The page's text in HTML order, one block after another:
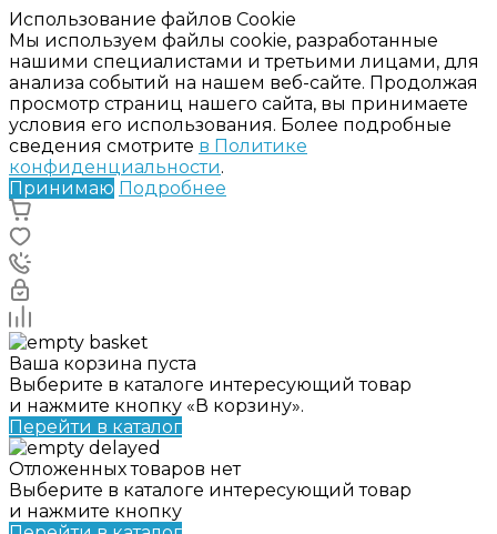
Использование файлов Cookie
Мы используем файлы cookie, разработанные
нашими специалистами и третьими лицами, для
анализа событий на нашем веб-сайте. Продолжая
просмотр страниц нашего сайта, вы принимаете
условия его использования. Более подробные
сведения смотрите в Политике
конфиденциальности.
Принимаю Подробнее
Ваша корзина пуста
Выберите в каталоге интересующий товар
и нажмите кнопку «В корзину».
Перейти в каталог
Отложенных товаров нет
Выберите в каталоге интересующий товар
и нажмите кнопку